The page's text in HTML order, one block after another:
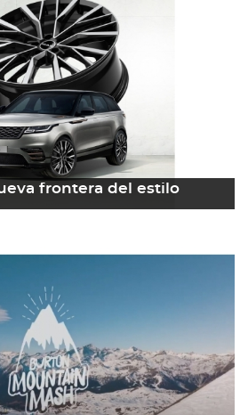
frontera del estilo